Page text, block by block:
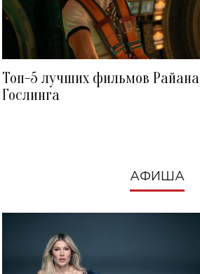
Топ-5 лучших фильмов Райана
Гослинга
АФИША